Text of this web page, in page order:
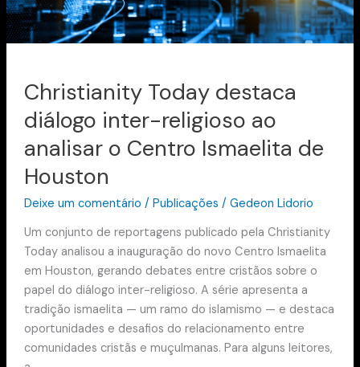
Christianity Today destaca
diálogo inter-religioso ao
analisar o Centro Ismaelita de
Houston
Deixe um comentário / Publicações / Gedeon Lidorio
Um conjunto de reportagens publicado pela Christianity
Today analisou a inauguração do novo Centro Ismaelita
em Houston, gerando debates entre cristãos sobre o
papel do diálogo inter-religioso. A série apresenta a
tradição ismaelita — um ramo do islamismo — e destaca
oportunidades e desafios do relacionamento entre
comunidades cristãs e muçulmanas. Para alguns leitores,
o
Centro
Houston